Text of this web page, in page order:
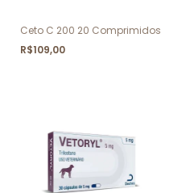
Ceto C 200 20 Comprimidos
R$109,00